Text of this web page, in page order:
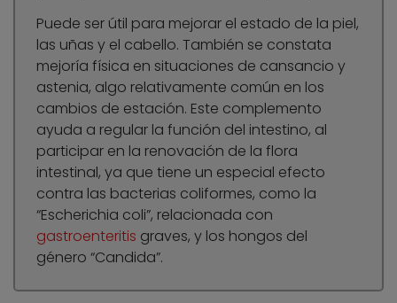
Puede ser útil para mejorar el estado de la piel,
las uñas y el cabello. También se constata
mejoría física en situaciones de cansancio y
astenia, algo relativamente común en los
cambios de estación. Este complemento
ayuda a regular la función del intestino, al
participar en la renovación de la flora
intestinal, ya que tiene un especial efecto
contra las bacterias coliformes, como la
“Escherichia coli”, relacionada con
gastroenteritis graves, y los hongos del
género “Candida”.